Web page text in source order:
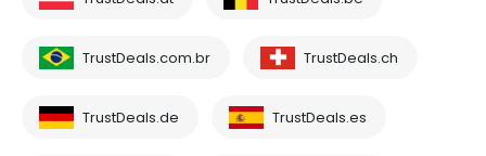
TrustDeals.com.br TrustDeals.ch
TrustDeals.de TrustDeals.es